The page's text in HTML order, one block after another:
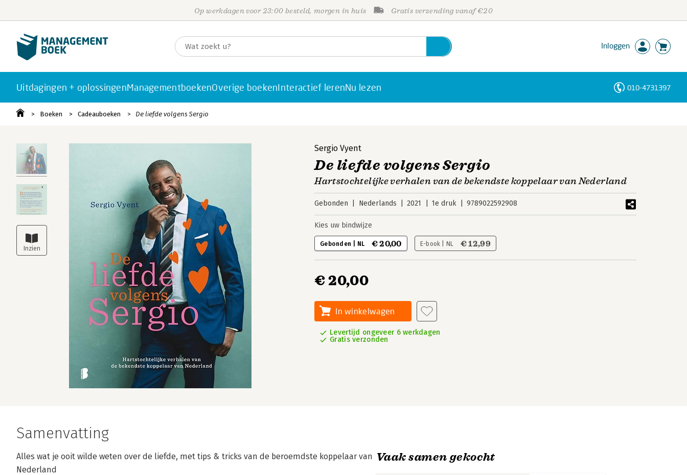
Op werkdagen voor 23:00 besteld, morgen in huis Gratis verzending vanaf €20
Inloggen
Uitdagingen + oplossingenManagementboekenOverige boekenInteractief lerenNu lezen 010-4731397
Boeken Cadeauboeken De liefde volgens Sergio
Sergio Vyent
De liefde volgens Sergio
Hartstochtelijke verhalen van de bekendste koppelaar van Nederland
Gebonden Nederlands 2021 1e druk 9789022592908
Kies uw bindwijze
Gebonden | NL € 20,00 E-book | NL € 12,99
€ 20,00
In winkelwagen
Levertijd ongeveer 6 werkdagen
Gratis verzonden
Samenvatting
Alles wat je ooit wilde weten over de liefde, met tips & tricks van de beroemdste koppelaar van
Nederland
Vaak samen gekocht
Personen